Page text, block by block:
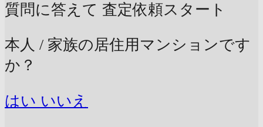
質問に答えて 査定依頼スタート
本人 / 家族の居住用マンションです
か？
はい いいえ